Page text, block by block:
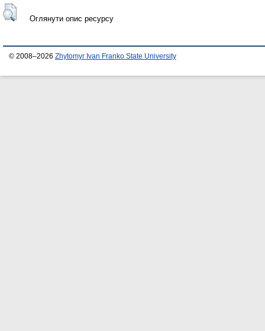
Оглянути опис ресурсу
© 2008–2026 Zhytomyr Ivan Franko State University